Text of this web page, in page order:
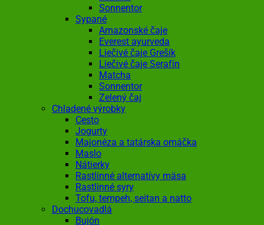
Sonnentor
Sypané
Amazonské čaje
Everest ayurveda
Liečivé čaje Grešík
Liečivé čaje Serafín
Matcha
Sonnentor
Zelený čaj
Chladené výrobky
Cesto
Jogurty
Majonéza a tatárska omáčka
Maslo
Nátierky
Rastlinné alternatívy mäsa
Rastlinné syry
Tofu, tempeh, seitan a natto
Dochucovadlá
Bujón